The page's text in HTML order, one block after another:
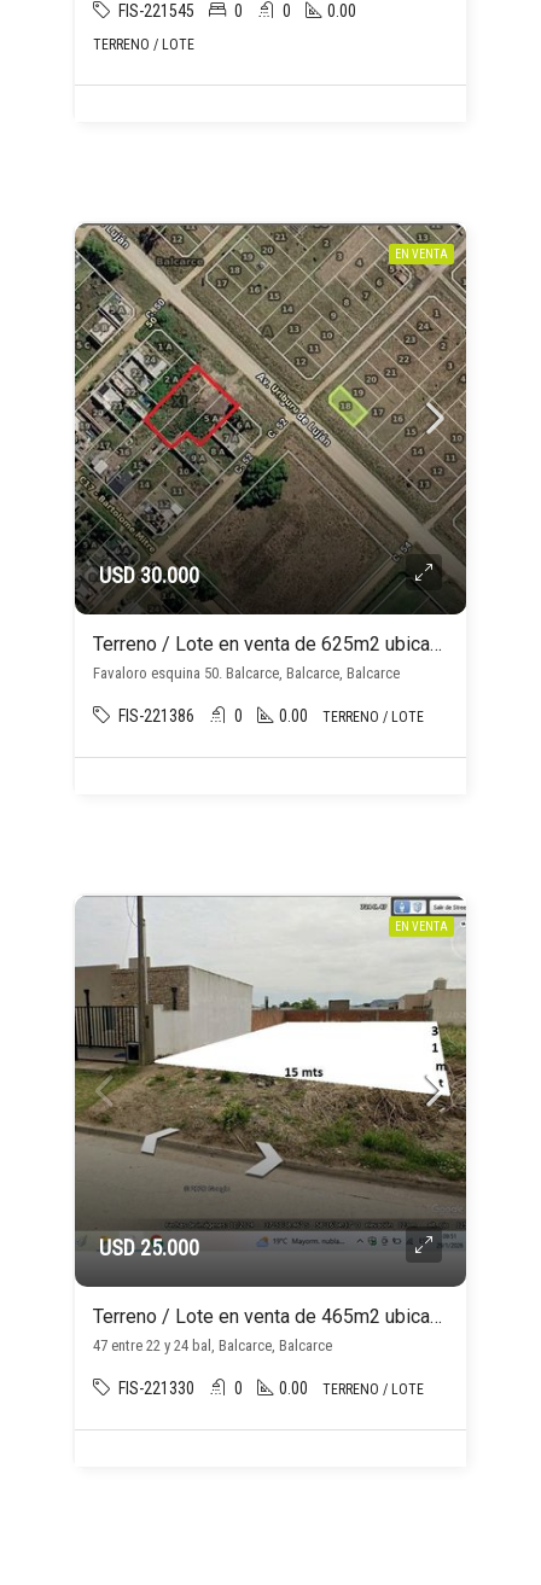
FIS-221545 0 0 0.00
TERRENO / LOTE
EN VENTA
USD 30.000
Terreno / Lote en venta de 625m2 ubicado en Balcarce
Favaloro esquina 50. Balcarce, Balcarce, Balcarce
FIS-221386 0 0.00 TERRENO / LOTE
EN VENTA
USD 25.000
Terreno / Lote en venta de 465m2 ubicado en Balcarce
47 entre 22 y 24 bal, Balcarce, Balcarce
FIS-221330 0 0.00 TERRENO / LOTE